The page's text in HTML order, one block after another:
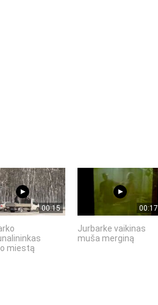
00:15
miestą
00:17
Jurbarke vaikinas
muša merginą